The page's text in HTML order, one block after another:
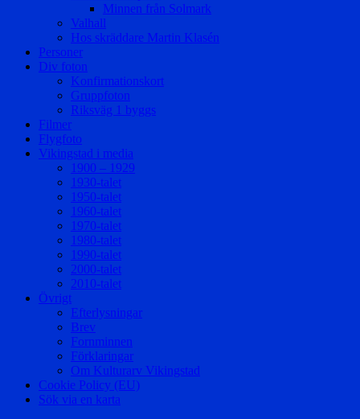
Minnen från Solmark
Valhall
Hos skräddare Martin Klasén
Personer
Div foton
Konfirmationskort
Gruppfoton
Riksväg 1 byggs
Filmer
Flygfoto
Vikingstad i media
1900 – 1929
1930-talet
1950-talet
1960-talet
1970-talet
1980-talet
1990-talet
2000-talet
2010-talet
Övrigt
Efterlysningar
Brev
Fornminnen
Förklaringar
Om Kulturarv Vikingstad
Cookie Policy (EU)
Sök via en karta